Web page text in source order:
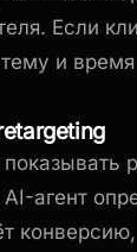
Если
и время
агент